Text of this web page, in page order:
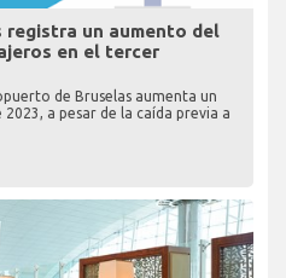
un aumento del
en el tercer
de Bruselas aumenta un
a pesar de la caída previa a